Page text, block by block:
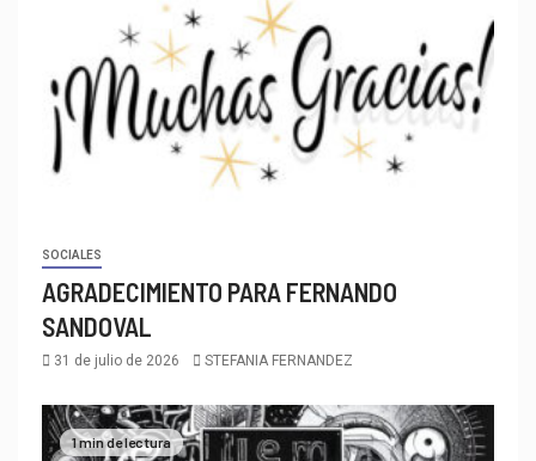
SOCIALES
AGRADECIMIENTO PARA FERNANDO
SANDOVAL
31 de julio de 2026 STEFANIA FERNANDEZ
1 min de lectura